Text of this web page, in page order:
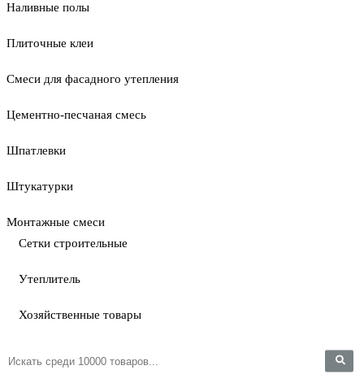
Наливные полы
Плиточные клеи
Смеси для фасадного утепления
Цементно-песчаная смесь
Шпатлевки
Штукатурки
Монтажные смеси
Сетки строительные
Утеплитель
Хозяйственные товары